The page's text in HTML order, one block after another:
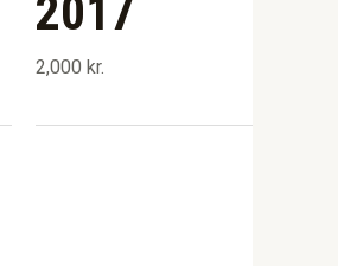
2017
2,000 kr.